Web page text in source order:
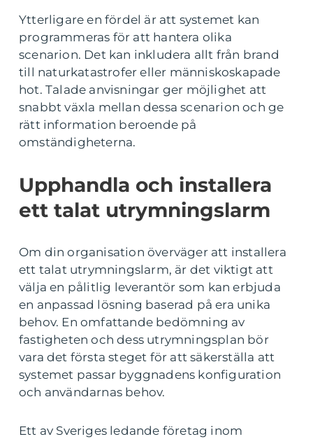
Ytterligare en fördel är att systemet kan
programmeras för att hantera olika
scenarion. Det kan inkludera allt från brand
till naturkatastrofer eller människoskapade
hot. Talade anvisningar ger möjlighet att
snabbt växla mellan dessa scenarion och ge
rätt information beroende på
omständigheterna.
Upphandla och installera
ett talat utrymningslarm
Om din organisation överväger att installera
ett talat utrymningslarm, är det viktigt att
välja en pålitlig leverantör som kan erbjuda
en anpassad lösning baserad på era unika
behov. En omfattande bedömning av
fastigheten och dess utrymningsplan bör
vara det första steget för att säkerställa att
systemet passar byggnadens konfiguration
och användarnas behov.
Ett av Sveriges ledande företag inom